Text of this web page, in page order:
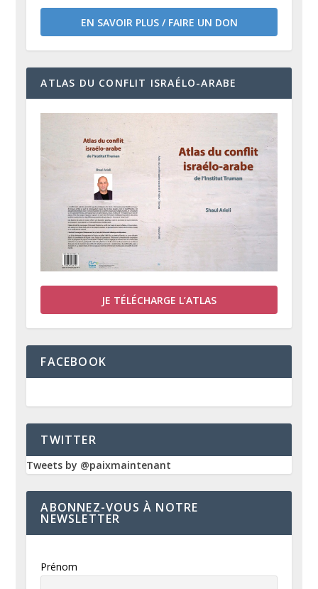
EN SAVOIR PLUS / FAIRE UN DON
ATLAS DU CONFLIT ISRAÉLO-ARABE
JE TÉLÉCHARGE L’ATLAS
FACEBOOK
TWITTER
Tweets by @paixmaintenant
ABONNEZ-VOUS À NOTRE
NEWSLETTER
Prénom